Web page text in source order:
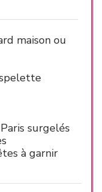
maison ou
surgelés
à garnir